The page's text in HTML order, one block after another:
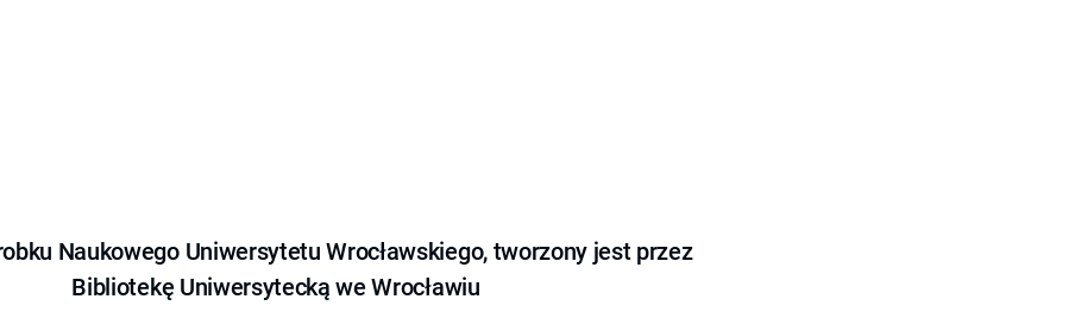
Naukowego Uniwersytetu Wrocławskiego, tworzony jest przez
Bibliotekę Uniwersytecką we Wrocławiu